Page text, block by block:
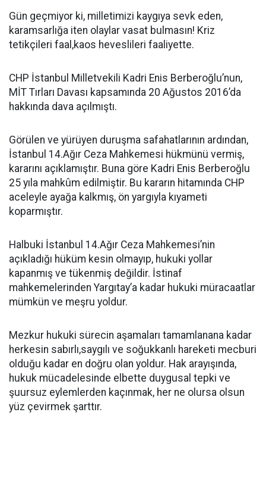
Gün geçmiyor ki, milletimizi kaygıya sevk eden,
karamsarlığa iten olaylar vasat bulmasın! Kriz
tetikçileri faal,kaos heveslileri faaliyette.
CHP İstanbul Milletvekili Kadri Enis Berberoğlu’nun,
MİT Tırları Davası kapsamında 20 Ağustos 2016’da
hakkında dava açılmıştı.
Görülen ve yürüyen duruşma safahatlarının ardından,
İstanbul 14.Ağır Ceza Mahkemesi hükmünü vermiş,
kararını açıklamıştır. Buna göre Kadri Enis Berberoğlu
25 yıla mahkûm edilmiştir. Bu kararın hitamında CHP
aceleyle ayağa kalkmış, ön yargıyla kıyameti
koparmıştır.
Halbuki İstanbul 14.Ağır Ceza Mahkemesi’nin
açıkladığı hüküm kesin olmayıp, hukuki yollar
kapanmış ve tükenmiş değildir. İstinaf
mahkemelerinden Yargıtay’a kadar hukuki müracaatlar
mümkün ve meşru yoldur.
Mezkur hukuki sürecin aşamaları tamamlanana kadar
herkesin sabırlı,saygılı ve soğukkanlı hareketi mecburi
olduğu kadar en doğru olan yoldur. Hak arayışında,
hukuk mücadelesinde elbette duygusal tepki ve
şuursuz eylemlerden kaçınmak, her ne olursa olsun
yüz çevirmek şarttır.